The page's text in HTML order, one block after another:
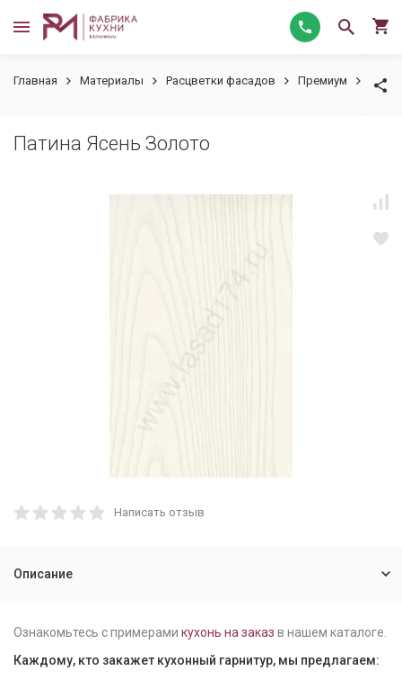
Главная Материалы Расцветки фасадов Премиум
Патина Ясень Золото
Написать отзыв
Описание
Ознакомьтесь с примерами кухонь на заказ в нашем каталоге.
Каждому, кто закажет кухонный гарнитур, мы предлагаем: